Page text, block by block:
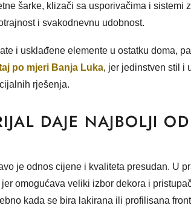
šarke, klizači sa usporivačima i sistemi
i svakodnevnu udobnost.
i usklađene elemente u ostatku doma,
po mjeri Banja Luka, jer jedinstven stil i
rješenja.
DAJE NAJBOLJI
je odnos cijene i kvaliteta presudan. U
omogućava veliki izbor dekora i
kada se bira lakirana ili profilisana